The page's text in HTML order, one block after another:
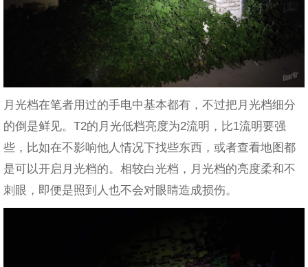
月光档在笔者用过的手电中基本都有，不过把月光档细分
的倒是鲜见。T2的月光低档亮度为2流明，比1流明要强
些，比如在不影响他人情况下找些东西，或者查看地图都
是可以开启月光档的。相较白光档，月光档的亮度柔和不
刺眼，即便是照到人也不会对眼睛造成损伤。